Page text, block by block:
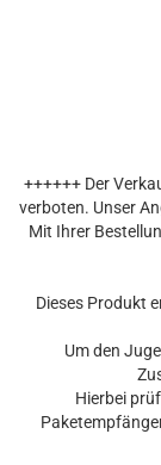
++++++ Der
verboten. Unser
Mit Ihrer
Dieses Produkt
Um den
Hierbei